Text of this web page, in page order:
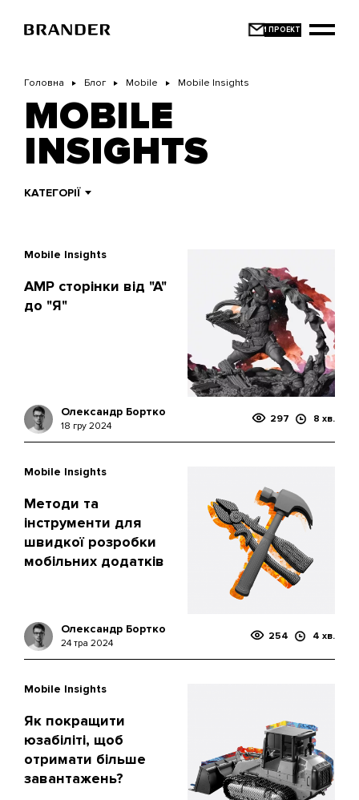
основного
Головна Блог Mobile Mobile Insights
MOBILE
INSIGHTS
КАТЕГОРІЇ
Mobile Insights
AMP сторінки від "А"
до "Я"
Олександр Бортко
18 гру 2024
297 8 хв.
Mobile Insights
Методи та
інструменти для
швидкої розробки
мобільних додатків
Олександр Бортко
24 тра 2024
254 4 хв.
Mobile Insights
Як покращити
юзабіліті, щоб
отримати більше
завантажень?